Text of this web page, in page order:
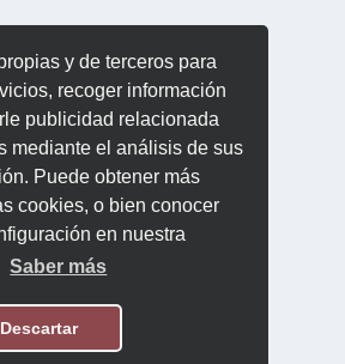
y de terceros para
recoger información
publicidad relacionada
mediante el análisis de sus
Puede obtener más
cookies, o bien conocer
en nuestra
Saber más
Descartar